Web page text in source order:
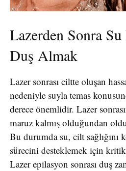
Lazerden Sonra
Duş Almak
Lazer sonrası ciltte oluşan
nedeniyle suyla temas
derece önemlidir. Lazer
maruz kalmış olduğundan
Bu durumda su, cilt sağlığını
sürecini desteklemek için
Lazer epilasyon sonrası duş